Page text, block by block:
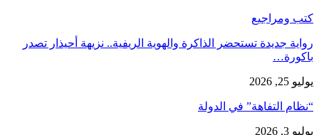
كتب ومراجيع
رواية جديدة تستحضر الذاكرة والهوية الريفية.. نزيهة أحيذار تصدر
باكورة…
يوليو 25, 2026
“نظام التفاهة” في الدولة
يوليو 3, 2026